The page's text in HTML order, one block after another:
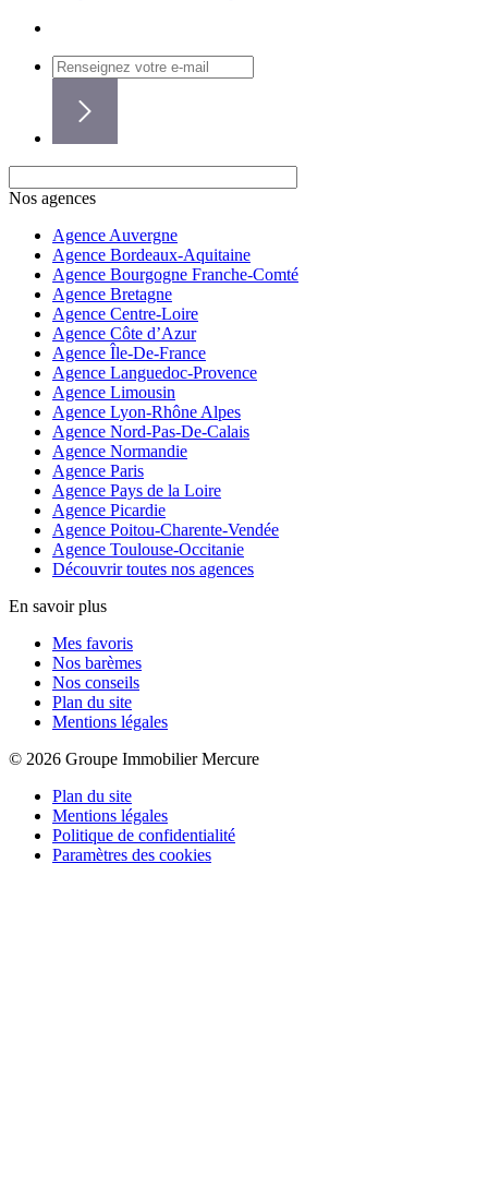
Nos agences
Agence Auvergne
Agence Bordeaux-Aquitaine
Agence Bourgogne Franche-Comté
Agence Bretagne
Agence Centre-Loire
Agence Côte d’Azur
Agence Île-De-France
Agence Languedoc-Provence
Agence Limousin
Agence Lyon-Rhône Alpes
Agence Nord-Pas-De-Calais
Agence Normandie
Agence Paris
Agence Pays de la Loire
Agence Picardie
Agence Poitou-Charente-Vendée
Agence Toulouse-Occitanie
Découvrir toutes nos agences
En savoir plus
Mes favoris
Nos barèmes
Nos conseils
Plan du site
Mentions légales
© 2026 Groupe Immobilier Mercure
Plan du site
Mentions légales
Politique de confidentialité
Paramètres des cookies